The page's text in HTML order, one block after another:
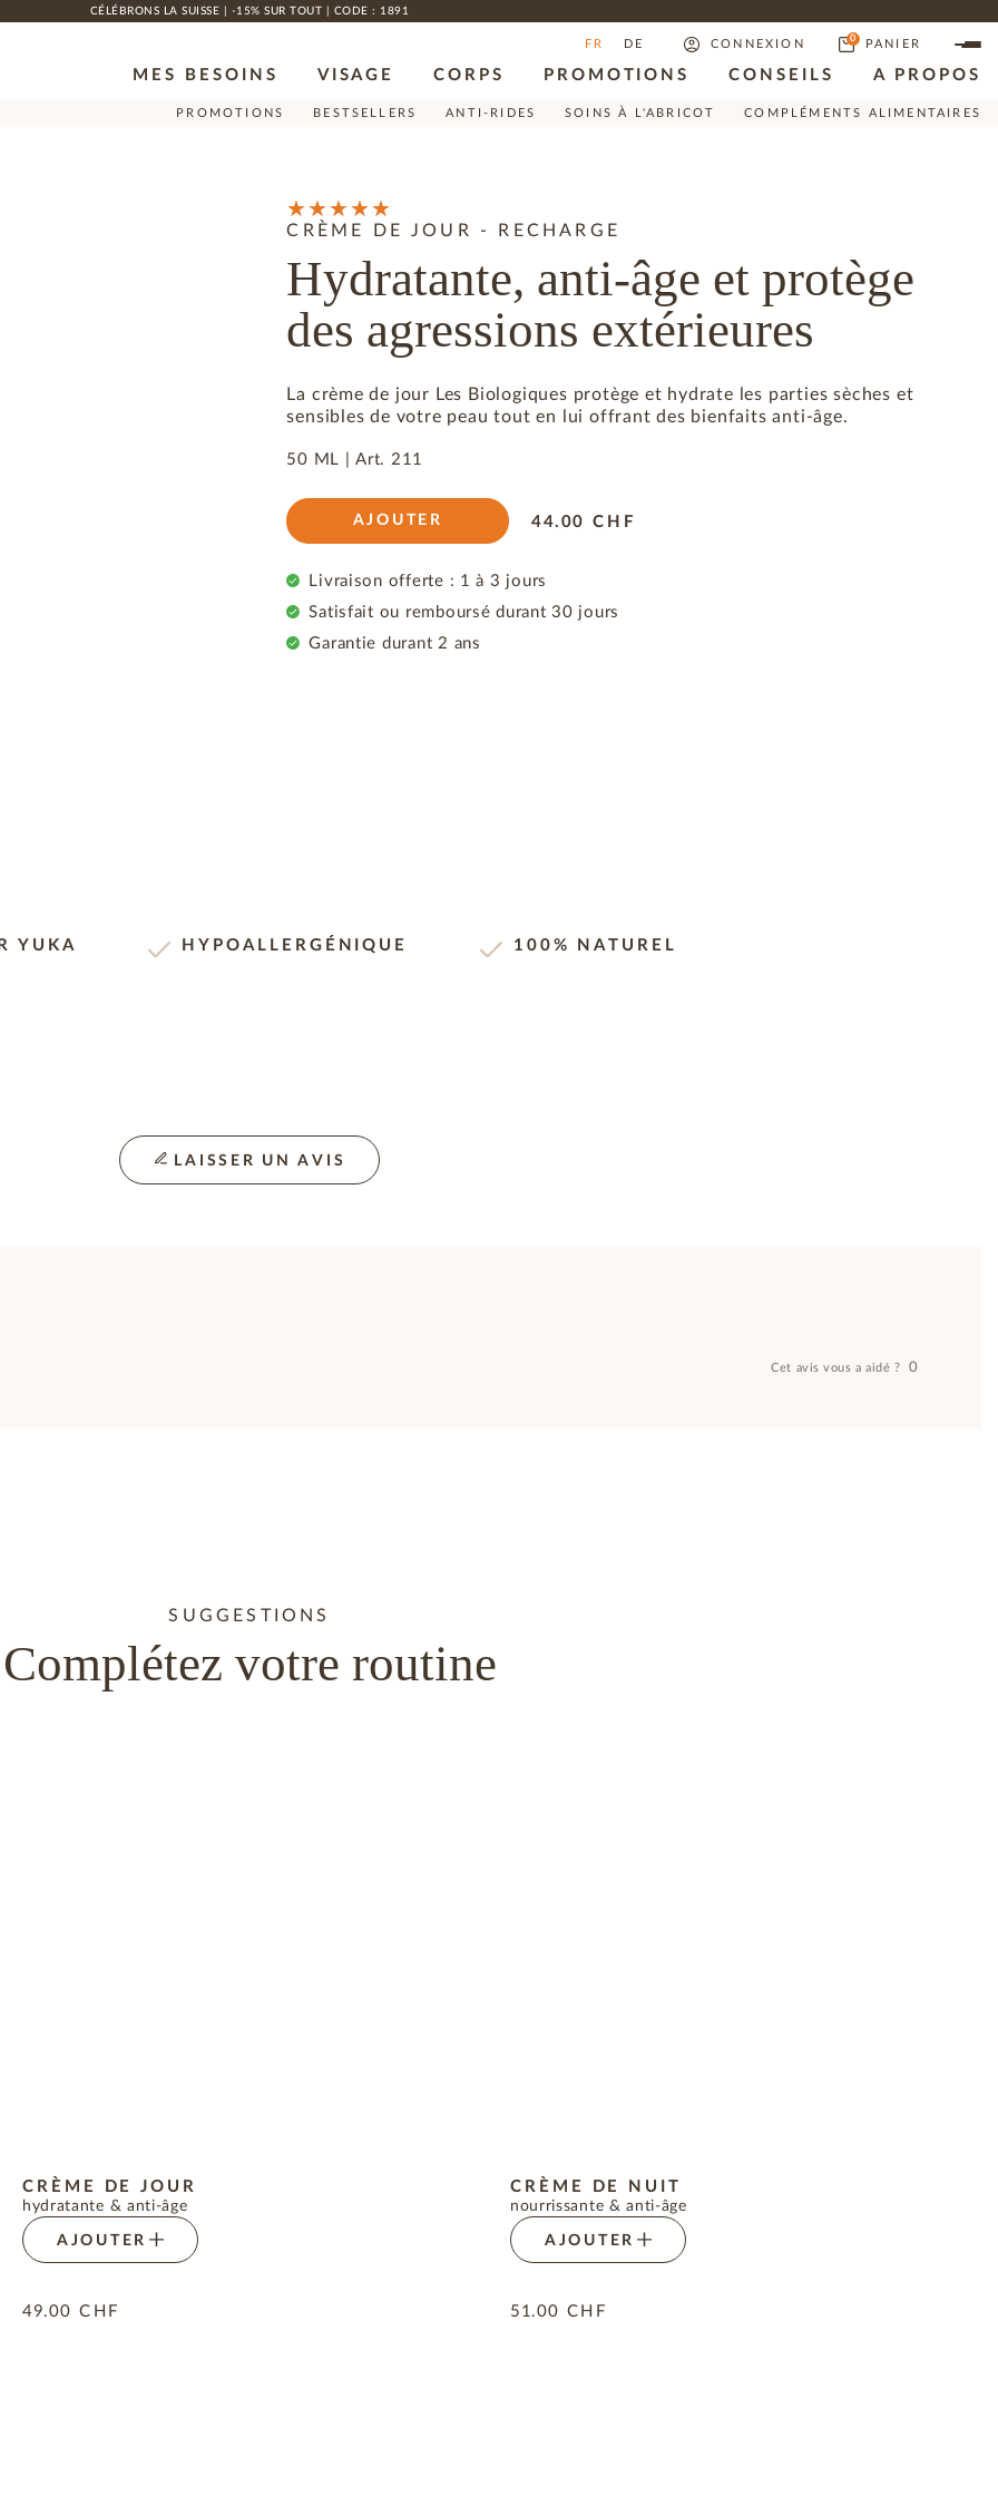
CÉLÉBRONS LA SUISSE | -15% SUR TOUT | CODE : 1891
FR DE CONNEXION 0 PANIER
MES BESOINS VISAGE CORPS PROMOTIONS CONSEILS A PROPOS
PROMOTIONS BESTSELLERS ANTI-RIDES SOINS À L'ABRICOT COMPLÉMENTS ALIMENTAIRES
CRÈME DE JOUR - RECHARGE
Hydratante, anti-âge et protège
des agressions extérieures
La crème de jour Les Biologiques protège et hydrate les parties sèches et
sensibles de votre peau tout en lui offrant des bienfaits anti-âge.
50 ML |Art. 211
AJOUTER 44.00 CHF
Livraison offerte : 1 à 3 jours
Satisfait ou remboursé durant 30 jours
Garantie durant 2 ans
YUKA HYPOALLERGÉNIQUE 100% NATUREL
LAISSER UN AVIS
Cet avis vous a aidé ? 0
SUGGESTIONS
Complétez votre routine
CRÈME DE JOUR
hydratante & anti-âge
AJOUTER
49.00 CHF
CRÈME DE NUIT
nourrissante & anti-âge
AJOUTER
51.00 CHF